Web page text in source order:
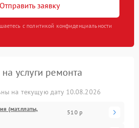
Отправить заявку
с политикой конфиденциальности
услуги ремонта
на текущую дату 10.08.2026
(мат.платы,
510 р